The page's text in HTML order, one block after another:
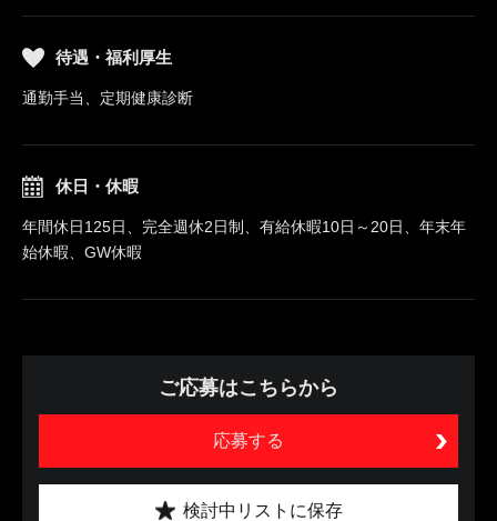
待遇・福利厚生
通勤手当、定期健康診断
休日・休暇
年間休日125日、完全週休2日制、有給休暇10日～20日、年末年
始休暇、GW休暇
ご応募はこちらから
応募する
検討中リストに保存